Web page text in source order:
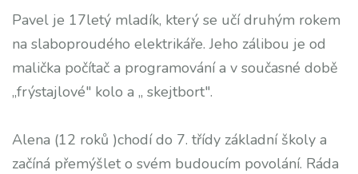
Pavel je 17letý mladík, který se učí druhým rokem
na slaboproudého elektrikáře. Jeho zálibou je od
malička počítač a programování a v současné době
„frýstajlové" kolo a „ skejtbort".
Alena (12 roků )chodí do 7. třídy základní školy a
začíná přemýšlet o svém budoucím povolání. Ráda